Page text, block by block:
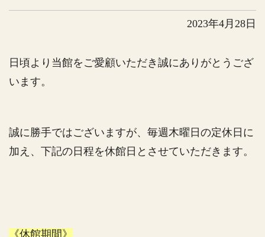
2023年4月28日
日頃より当館をご愛顧いただき誠にありがとうござ
います。
誠に勝手ではございますが、毎週木曜日の定休日に
加え、下記の日程を休館日とさせていただきます。
《休館期間》